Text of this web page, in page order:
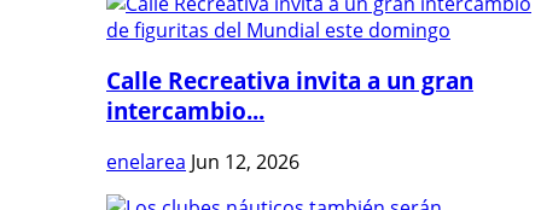
Calle Recreativa invita a un gran
intercambio...
enelarea Jun 12, 2026